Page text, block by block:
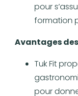
pour
formation
Avantages
Tuk Fit
pour